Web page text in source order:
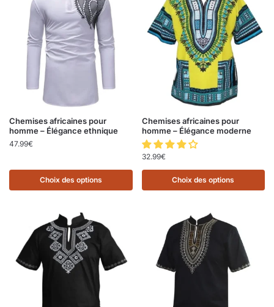
Chemises africaines pour
homme – Élégance ethnique
47.99€
Choix des options
Chemises africaines pour
homme – Élégance moderne
32.99€
Choix des options